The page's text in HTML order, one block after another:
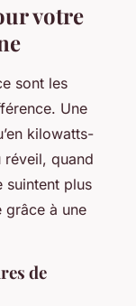
votre
sont les
Une
kilowatts-
réveil, quand
suintent plus
grâce à une
de